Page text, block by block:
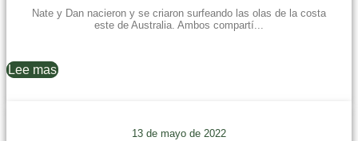
Nate y Dan nacieron y se criaron surfeando las olas de la costa
este de Australia. Ambos compartí...
Lee mas
13 de mayo de 2022